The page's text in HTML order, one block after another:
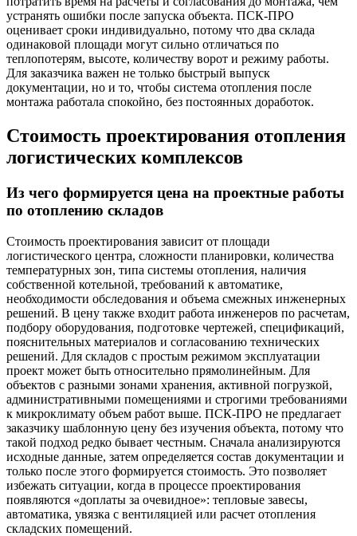
устранять ошибки после запуска объекта. ПСК-ПРО
оценивает сроки индивидуально, потому что два склада
одинаковой площади могут сильно отличаться по
теплопотерям, высоте, количеству ворот и режиму работы.
Для заказчика важен не только быстрый выпуск
документации, но и то, чтобы система отопления после
монтажа работала спокойно, без постоянных доработок.
Стоимость проектирования отопления
логистических комплексов
Из чего формируется цена на проектные работы
по отоплению складов
Стоимость проектирования зависит от площади
логистического центра, сложности планировки, количества
температурных зон, типа системы отопления, наличия
собственной котельной, требований к автоматике,
необходимости обследования и объема смежных инженерных
решений. В цену также входит работа инженеров по расчетам,
подбору оборудования, подготовке чертежей, спецификаций,
пояснительных материалов и согласованию технических
решений. Для складов с простым режимом эксплуатации
проект может быть относительно прямолинейным. Для
объектов с разными зонами хранения, активной погрузкой,
административными помещениями и строгими требованиями
к микроклимату объем работ выше. ПСК-ПРО не предлагает
заказчику шаблонную цену без изучения объекта, потому что
такой подход редко бывает честным. Сначала анализируются
исходные данные, затем определяется состав документации и
только после этого формируется стоимость. Это позволяет
избежать ситуации, когда в процессе проектирования
появляются «доплаты за очевидное»: тепловые завесы,
автоматика, увязка с вентиляцией или расчет отопления
складских помещений.